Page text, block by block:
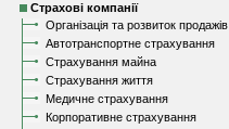
Страхові компанії
Організація та розвиток продажів
Автотранспортне страхування
Страхування майна
Страхування життя
Медичне страхування
Корпоративне страхування